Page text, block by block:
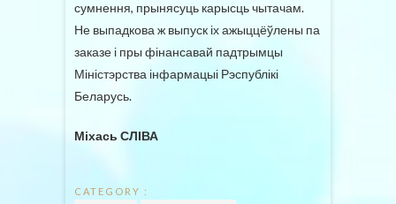
сумнення, прынясуць карысць чытачам.
Не выпадкова ж выпуск іх ажыццёўлены па
заказе і пры фінансавай падтрымцы
Міністэрства інфармацыі Рэспублікі
Беларусь.
Міхась СЛІВА
CATEGORY :